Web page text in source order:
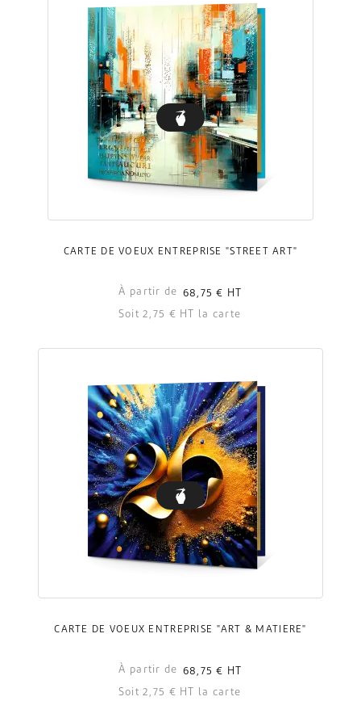
CARTE DE VOEUX ENTREPRISE "STREET ART"
À partir de 68,75 €
HT
Soit 2,75 € HT la carte
CARTE DE VOEUX ENTREPRISE "ART & MATIÈRE"
À partir de 68,75 €
HT
Soit 2,75 € HT la carte